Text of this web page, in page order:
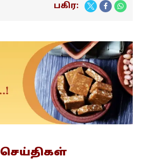
பகிர:
செய்திகள்